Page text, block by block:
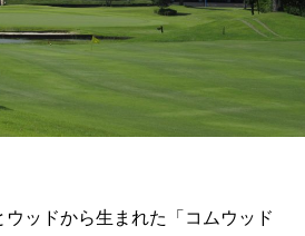
ウッドから生まれた「コムウッド